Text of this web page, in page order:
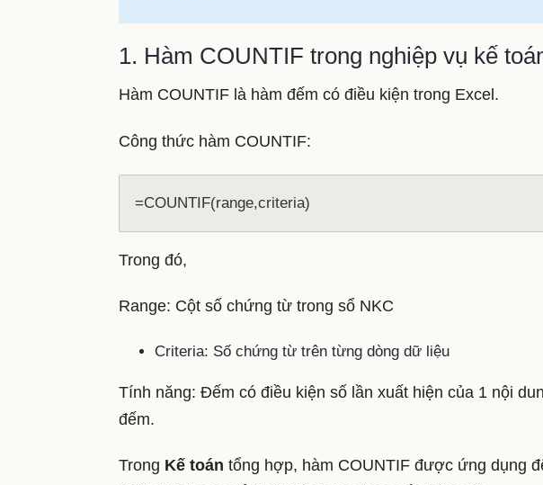
1. Hàm COUNTIF trong nghiệp vụ kế
Hàm COUNTIF là hàm đếm có điều kiện trong Excel.
Công thức hàm COUNTIF:
=COUNTIF(range,criteria)
Trong đó,
Range: Cột số chứng từ trong sổ NKC
Criteria: Số chứng từ trên từng dòng dữ liệu
Tính năng: Đếm có điều kiện số lần xuất hiện của 1 nội
đếm.
Trong Kế toán tổng hợp, hàm COUNTIF được ứng dụng